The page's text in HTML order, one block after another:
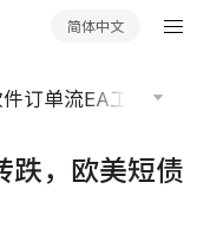
简体中文
订单流EA工具库
跌，欧美短债